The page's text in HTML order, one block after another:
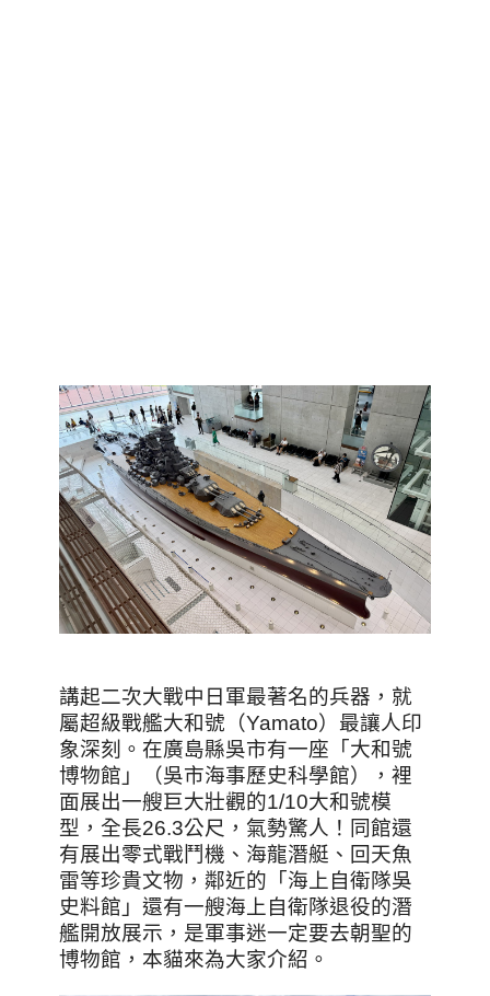
講起二次大戰中日軍最著名的兵器，就
屬超級戰艦大和號（Yamato）最讓人印
象深刻。在廣島縣吳市有一座「大和號
博物館」（吳市海事歷史科學館），裡
面展出一艘巨大壯觀的1/10大和號模
型，全長26.3公尺，氣勢驚人！同館還
有展出零式戰鬥機、海龍潛艇、回天魚
雷等珍貴文物，鄰近的「海上自衛隊吳
史料館」還有一艘海上自衛隊退役的潛
艦開放展示，是軍事迷一定要去朝聖的
博物館，本貓來為大家介紹。